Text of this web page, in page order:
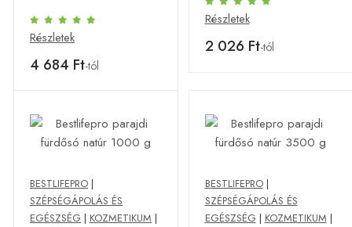
3500 g
Részletek
4 684 Ft-tól
Részletek
2 026 Ft-tól
BESTLIFEPRO |
SZÉPSÉGÁPOLÁS ÉS
EGÉSZSÉG | KOZMETIKUM |
BESTLIFEPRO|
SZÉPSÉGÁPOLÁS ÉS
EGÉSZSÉG | KOZMETIKUM |